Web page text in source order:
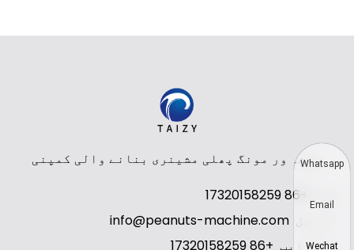
پیشہ ور مونگ پھلی مشینری بنانے والی کمپنی
ای میل info@peanuts-machine.com
واٹس ایپ +86 17320158259
Whatsapp
Email
Wechat